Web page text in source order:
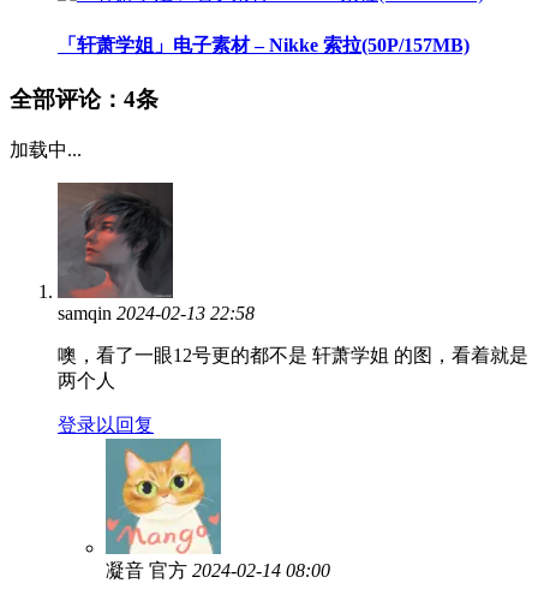
「轩萧学姐」电子素材 – Nikke 索拉(50P/157MB)
全部评论： 4条
加载中...
samqin 2024-02-13 22:58
噢，看了一眼12号更的都不是 轩萧学姐 的图，看着就是
两个人
登录以回复
凝音 官方 2024-02-14 08:00